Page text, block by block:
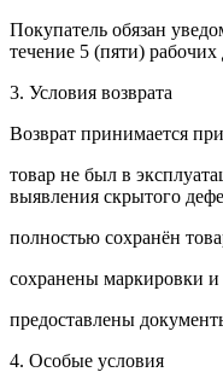
Покупатель обязан
течение 5 (пяти)
3. Условия возврата
Возврат принимается
товар не был в
выявления скрытого
полностью сохранён
сохранены маркировки
предоставлены
4. Особые условия